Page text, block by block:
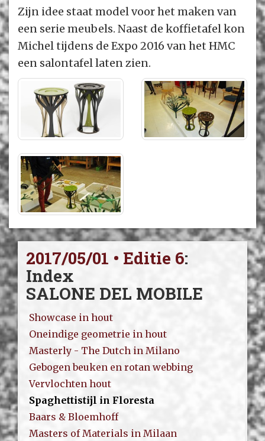
Zijn idee staat model voor het maken van
een serie meubels. Naast de koffietafel kon
Michel tijdens de Expo 2016 van het HMC
een salontafel laten zien.
2017/05/01 • Editie 6:
Index
SALONE DEL MOBILE
Showcase in hout
Oneindige geometrie in hout
Masterly - The Dutch in Milano
Gebogen beuken en rotan webbing
Vervlochten hout
Spaghettistijl in Floresta
Baars & Bloemhoff
Masters of Materials in Milaan